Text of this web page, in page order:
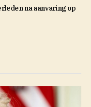
na aanvaring op